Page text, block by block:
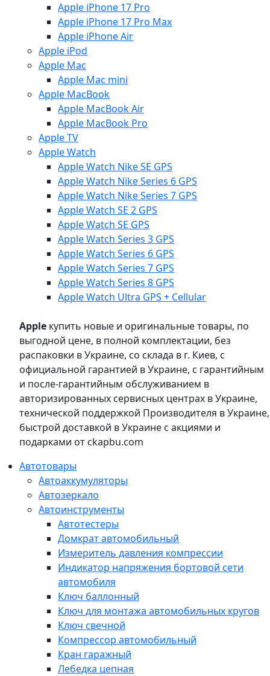
Apple iPhone 17 Pro
Apple iPhone 17 Pro Max
Apple iPhone Air
Apple iPod
Apple Mac
Apple Mac mini
Apple MacBook
Apple MacBook Air
Apple MacBook Pro
Apple TV
Apple Watch
Apple Watch Nike SE GPS
Apple Watch Nike Series 6 GPS
Apple Watch Nike Series 7 GPS
Apple Watch SE 2 GPS
Apple Watch SE GPS
Apple Watch Series 3 GPS
Apple Watch Series 6 GPS
Apple Watch Series 7 GPS
Apple Watch Series 8 GPS
Apple Watch Ultra GPS + Cellular
Apple купить новые и оригинальные товары, по
выгодной цене, в полной комплектации, без
распаковки в Украине, со склада в г. Киев, с
официальной гарантией в Украине, с гарантийным
и после-гарантийным обслуживанием в
авторизированных сервисных центрах в Украине,
технической поддержкой Производителя в Украине,
быстрой доставкой в Украине с акциями и
подарками от ckapbu.com
Автотовары
Автоаккумуляторы
Автозеркало
Автоинструменты
Автотестеры
Домкрат автомобильный
Измеритель давления компрессии
Индикатор напряжения бортовой сети
автомобиля
Ключ баллонный
Ключ для монтажа автомобильных кругов
Ключ свечной
Компрессор автомобильный
Кран гаражный
Лебедка цепная